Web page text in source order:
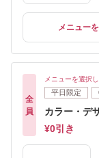
メニュー
全
員
メニューを選択
平日限定
カラー・デ
¥0引き